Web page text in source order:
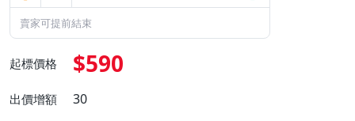
賣家可提前結束
起標價格 $590
出價增額 30